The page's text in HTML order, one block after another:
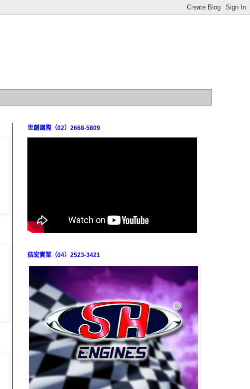
世創國際（02）2668-5809
佶宏實業（04）2523-3421